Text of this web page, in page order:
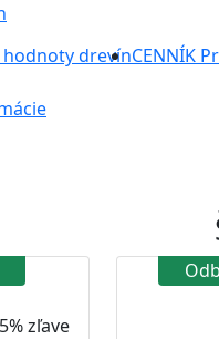
drevínCENNÍK
zľave